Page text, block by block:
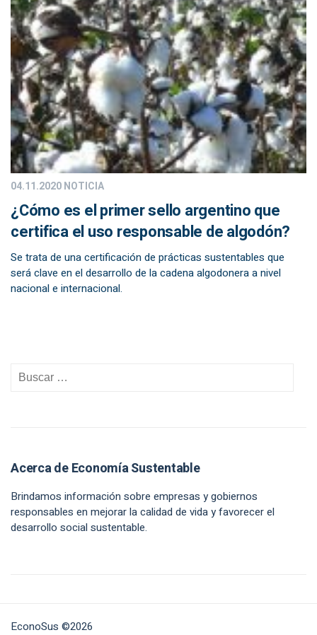
04.11.2020NOTICIA
¿Cómo es el primer sello argentino que
certifica el uso responsable de algodón?
Se trata de una certificación de prácticas sustentables que
será clave en el desarrollo de la cadena algodonera a nivel
nacional e internacional.
Acerca de Economía Sustentable
Brindamos información sobre empresas y gobiernos
responsables en mejorar la calidad de vida y favorecer el
desarrollo social sustentable.
EconoSus ©2026